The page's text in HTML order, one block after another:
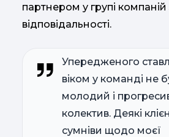
партнером у групі
відповідальності.
Упередженого
віком у команді не
молодий і
колектив. Деякі
сумніви щодо моєї